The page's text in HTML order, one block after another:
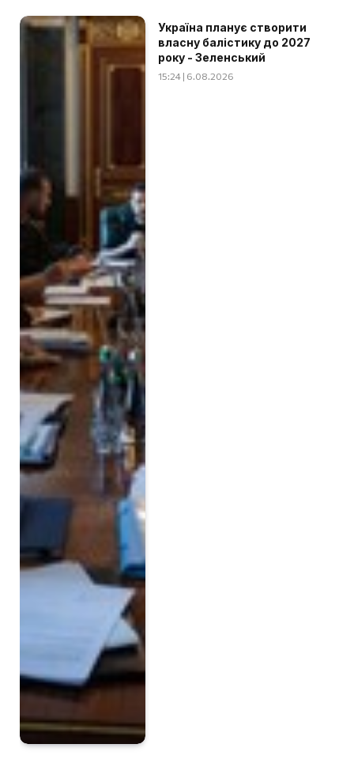
Україна планує створити
власну балістику до 2027
року - Зеленський
15:24 | 6.08.2026